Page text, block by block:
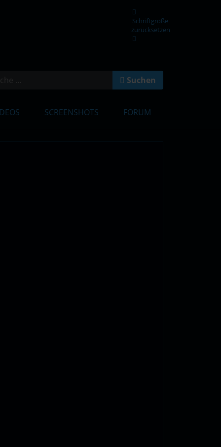
Schriftgröße
zurücksetzen
Suchen
SCREENSHOTS FORUM